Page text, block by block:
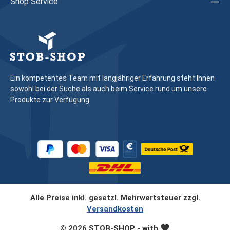
268355Vorgängerartikel: 267555Hinweis: Wir empfehlen, das
Ein kompetentes Team mit langjähriger Erfahrung steht Ihnen
sowohl bei der Suche als auch beim Service rund um unsere
Produkte zur Verfügung.
Alle Preise inkl. gesetzl. Mehrwertsteuer zzgl.
Versandkosten